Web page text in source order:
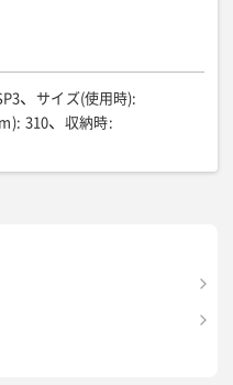
サイズ(使用時):
: 310 収納時: